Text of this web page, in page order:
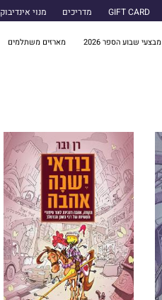
GIFT CARD מדריכים מנוי אינדיבוק
מבצעי שבוע הספר 2026 מארזים משתלמים